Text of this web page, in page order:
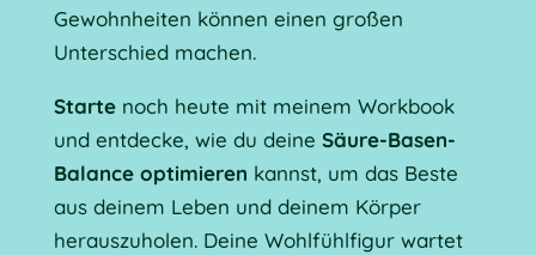
Gewohnheiten können einen großen
Unterschied machen.
Startenoch heute mit meinem Workbook
und entdecke, wie du deine Säure-Basen-
Balance optimieren kannst, um das Beste
aus deinem Leben und deinem Körper
herauszuholen. Deine Wohlfühlfigur wartet